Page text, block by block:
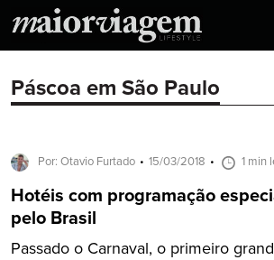
Páscoa em São Paulo
Por: Otavio Furtado 15/03/2018 1 min
Hotéis com programação
pelo Brasil
Passado o Carnaval, o primeiro